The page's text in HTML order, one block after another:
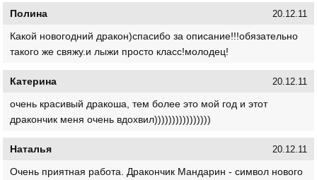
Полина 20.12.11
Какой новогодний дракон)спасибо за описание!!!обязательно
такого же свяжу.и лыжи просто класс!молодец!
Катерина 20.12.11
очень красивый дракоша, тем более это мой год и этот
дракончик меня очень вдохвил))))))))))))))))
Наталья 20.12.11
Очень приятная работа. Дракончик Мандарин - символ нового